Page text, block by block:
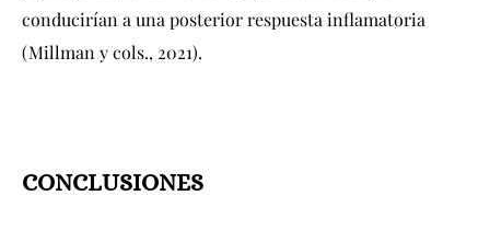
conducirían a una posterior respuesta inflamatoria
(Millman y cols., 2021).
CONCLUSIONES